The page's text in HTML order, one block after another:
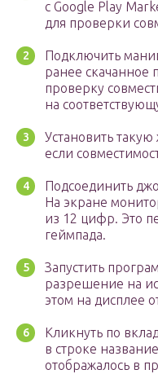
с Google Play
для проверки
Подключить
ранее скачанное
проверку
на
Установить
если
Подсоединить
На экране
из 12 цифр. Это
геймпада.
Запустить
разрешение на
этом на дисплее
Кликнуть по
в строке
отображалось в